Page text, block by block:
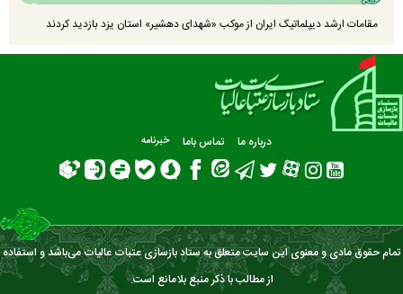
مقامات ارشد دیپلماتیک ایران از موکب «شهدای دهشیر» استان یزد بازدید کردند
درباره ما تماس باما خبرنامه
تمام حقوق مادی و معنوی این سایت متعلق به ستاد بازسازی عتبات عالیات می‌باشد و استفاده
از مطالب با ذکر منبع بلامانع است.